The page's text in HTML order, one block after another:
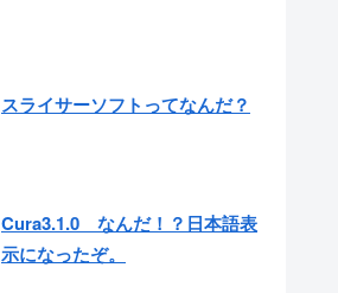
スライサーソフトってなんだ？
Cura3.1.0 なんだ！？日本語表
示になったぞ。